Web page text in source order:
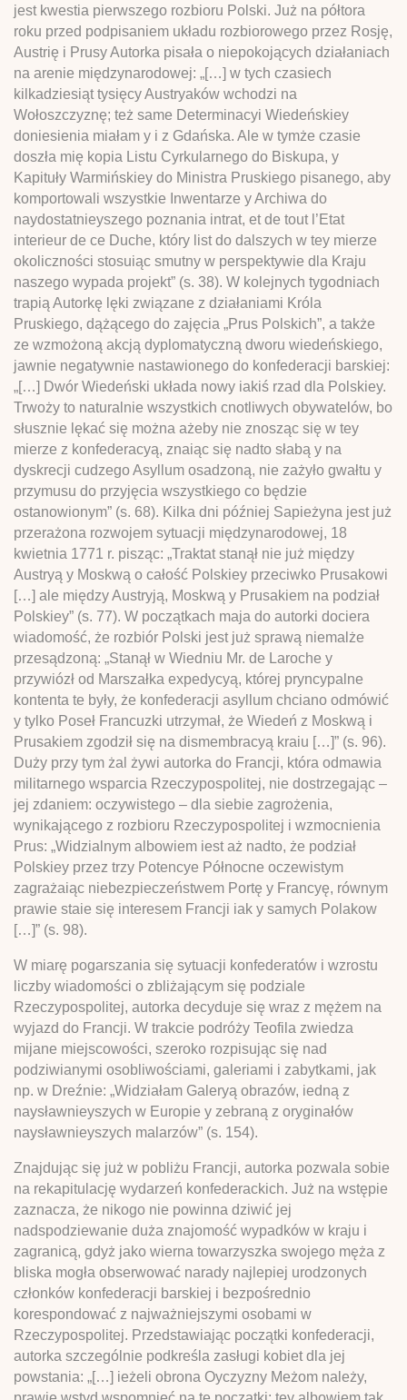
jest kwestia pierwszego rozbioru Polski. Już na półtora
roku przed podpisaniem układu rozbiorowego przez Rosję,
Austrię i Prusy Autorka pisała o niepokojących działaniach
na arenie międzynarodowej: „[…] w tych czasiech
kilkadziesiąt tysięcy Austryaków wchodzi na
Wołoszczyznę; też same Determinacyi Wiedeńskiey
doniesienia miałam y i z Gdańska. Ale w tymże czasie
doszła mię kopia Listu Cyrkularnego do Biskupa, y
Kapituły Warmińskiey do Ministra Pruskiego pisanego, aby
komportowali wszystkie Inwentarze y Archiwa do
naydostatnieyszego poznania intrat, et de tout l’Etat
interieur de ce Duche, który list do dalszych w tey mierze
okoliczności stosuiąc smutny w perspektywie dla Kraju
naszego wypada projekt” (s. 38). W kolejnych tygodniach
trapią Autorkę lęki związane z działaniami Króla
Pruskiego, dążącego do zajęcia „Prus Polskich”, a także
ze wzmożoną akcją dyplomatyczną dworu wiedeńskiego,
jawnie negatywnie nastawionego do konfederacji barskiej:
„[…] Dwór Wiedeński układa nowy iakiś rzad dla Polskiey.
Trwoży to naturalnie wszystkich cnotliwych obywatelów, bo
słusznie lękać się można ażeby nie znosząc się w tey
mierze z konfederacyą, znaiąc się nadto słabą y na
dyskrecji cudzego Asyllum osadzoną, nie zażyło gwałtu y
przymusu do przyjęcia wszystkiego co będzie
ostanowionym” (s. 68). Kilka dni później Sapieżyna jest już
przerażona rozwojem sytuacji międzynarodowej, 18
kwietnia 1771 r. pisząc: „Traktat stanął nie już między
Austryą y Moskwą o całość Polskiey przeciwko Prusakowi
[…] ale między Austryją, Moskwą y Prusakiem na podział
Polskiey” (s. 77). W początkach maja do autorki dociera
wiadomość, że rozbiór Polski jest już sprawą niemalże
przesądzoną: „Stanął w Wiedniu Mr. de Laroche y
przywiózł od Marszałka expedycyą, której pryncypalne
kontenta te były, że konfederacji asyllum chciano odmówić
y tylko Poseł Francuzki utrzymał, że Wiedeń z Moskwą i
Prusakiem zgodził się na dismembracyą kraiu […]” (s. 96).
Duży przy tym żal żywi autorka do Francji, która odmawia
militarnego wsparcia Rzeczypospolitej, nie dostrzegając –
jej zdaniem: oczywistego – dla siebie zagrożenia,
wynikającego z rozbioru Rzeczypospolitej i wzmocnienia
Prus: „Widzialnym albowiem iest aż nadto, że podział
Polskiey przez trzy Potencye Północne oczewistym
zagrażaiąc niebezpieczeństwem Portę y Francyę, równym
prawie staie się interesem Francji iak y samych Polakow
[…]” (s. 98).
W miarę pogarszania się sytuacji konfederatów i wzrostu
liczby wiadomości o zbliżającym się podziale
Rzeczypospolitej, autorka decyduje się wraz z mężem na
wyjazd do Francji. W trakcie podróży Teofila zwiedza
mijane miejscowości, szeroko rozpisując się nad
podziwianymi osobliwościami, galeriami i zabytkami, jak
np. w Dreźnie: „Widziałam Galeryą obrazów, iedną z
naysławnieyszych w Europie y zebraną z oryginałów
naysławnieyszych malarzów” (s. 154).
Znajdując się już w pobliżu Francji, autorka pozwala sobie
na rekapitulację wydarzeń konfederackich. Już na wstępie
zaznacza, że nikogo nie powinna dziwić jej
nadspodziewanie duża znajomość wypadków w kraju i
zagranicą, gdyż jako wierna towarzyszka swojego męża z
bliska mogła obserwować narady najlepiej urodzonych
członków konfederacji barskiej i bezpośrednio
korespondować z najważniejszymi osobami w
Rzeczypospolitej. Przedstawiając początki konfederacji,
autorka szczególnie podkreśla zasługi kobiet dla jej
powstania: „[…] ieżeli obrona Oyczyzny Meżom należy,